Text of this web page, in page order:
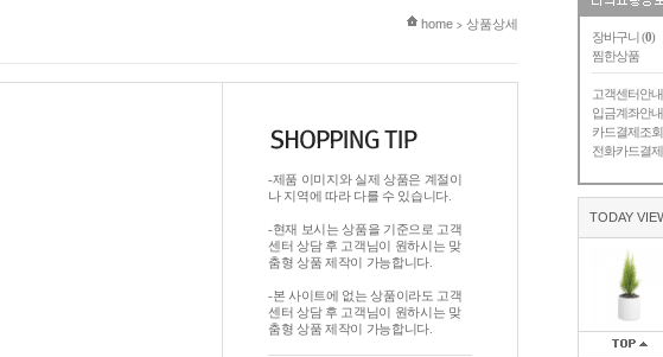
장바구니 (0)
찜한상품
고객센터안내
입금계좌안내
카드결제조회
전화카드결제
TODAY
현재 위치
home > 상품상세
-제품 이미지와 실제 상품은 계절이
나 지역에 따라 다를 수 있습니다.
-현재 보시는 상품을 기준으로 고객
센터 상담 후 고객님이 원하시는 맞
춤형 상품 제작이 가능합니다.
-본 사이트에 없는 상품이라도 고객
센터 상담 후 고객님이 원하시는 맞
춤형 상품 제작이 가능합니다.